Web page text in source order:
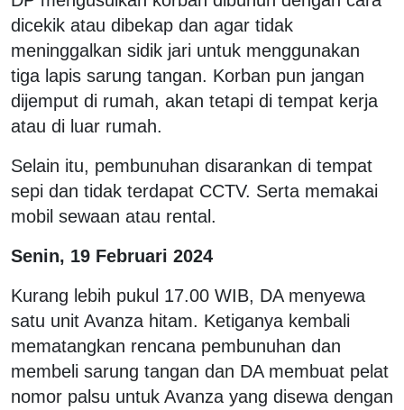
dicekik atau dibekap dan agar tidak
meninggalkan sidik jari untuk menggunakan
tiga lapis sarung tangan. Korban pun jangan
dijemput di rumah, akan tetapi di tempat kerja
atau di luar rumah.
Selain itu, pembunuhan disarankan di tempat
sepi dan tidak terdapat CCTV. Serta memakai
mobil sewaan atau rental.
Senin, 19 Februari 2024
Kurang lebih pukul 17.00 WIB, DA menyewa
satu unit Avanza hitam. Ketiganya kembali
mematangkan rencana pembunuhan dan
membeli sarung tangan dan DA membuat pelat
nomor palsu untuk Avanza yang disewa dengan